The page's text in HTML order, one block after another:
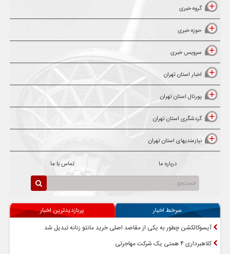
گروه خبری
حوزه خبری
سرویس خبری
اخبار استان تهران
پورتال استان تهران
گردشگری استان تهران
نیازمندیهای استان تهران
درباره ما تماس با ما
سرخط اخبار
پربازدیدترین اخبار
آیسوکالکشن چطور به یکی از مقاصد اصلی خرید مانتو زنانه تبدیل شد
کلاهبرداری ۴ همتی یک شرکت مهاجرتی